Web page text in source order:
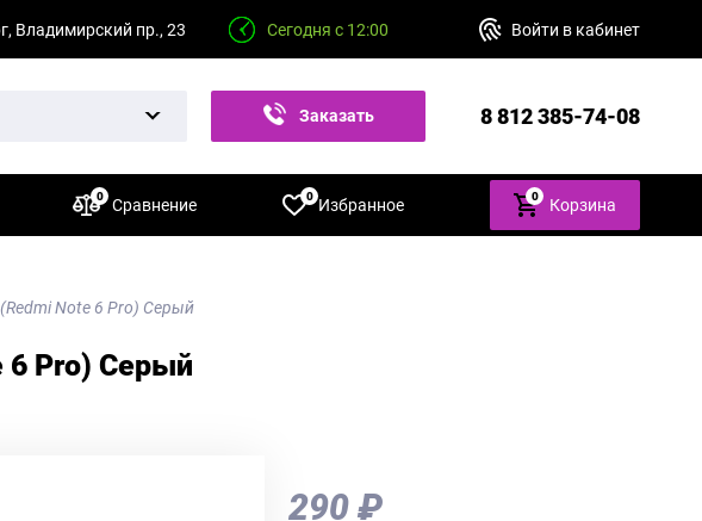
Владимирский пр., 23 Сегодня с 12:00 Войти в кабинет
Заказать 8 812 385-74-08
Сравнение
0 Избранное
0 0 Корзина
Note 6 Pro) Серый
6 Pro) Серый
290 ₽